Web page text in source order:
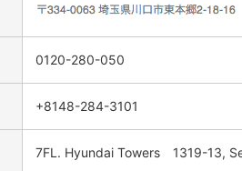
0120-280-050
+8148-284-3101
7FL. Hyundai Towers 1319-13,